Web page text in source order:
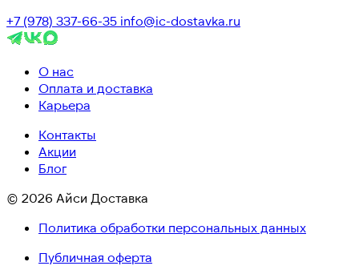
+7 (978) 337-66-35 info@ic-dostavka.ru
О нас
Оплата и доставка
Карьера
Контакты
Акции
Блог
© 2026 Айси Доставка
Политика обработки персональных данных
Публичная оферта